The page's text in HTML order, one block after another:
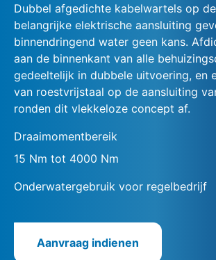
Dubbel afgedichte kabelwartels op
belangrijke elektrische aansluiting
binnendringend water geen kans.
aan de binnenkant van alle
gedeeltelijk in dubbele uitvoering, en
van roestvrijstaal op de aansluiting
ronden dit vlekkeloze concept af.
Draaimomentbereik
15 Nm tot 4000 Nm
Onderwatergebruik voor regelbedrijf
Aanvraag indienen